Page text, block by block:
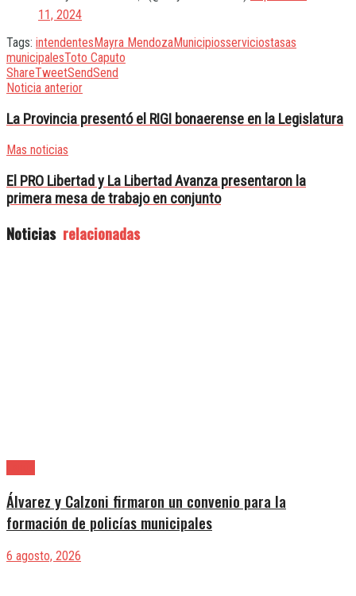
11, 2024
Tags: intendentesMayra MendozaMunicipiosserviciostasas
municipalesToto Caputo
ShareTweetSendSend
Noticia anterior
La Provincia presentó el RIGI bonaerense en la Legislatura
Mas noticias
El PRO Libertad y La Libertad Avanza presentaron la
primera mesa de trabajo en conjunto
Noticias relacionadas
Álvarez y Calzoni firmaron un convenio para la
formación de policías municipales
6 agosto, 2026